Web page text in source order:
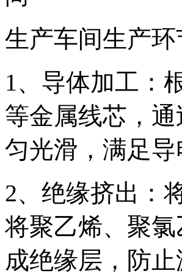
生产车间生产环
1、导体加工：
等金属线芯，
匀光滑，满足
2、绝缘挤出：
将聚乙烯、聚
成绝缘层，防